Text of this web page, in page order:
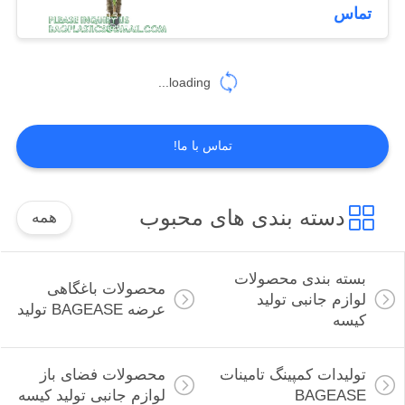
کنترل
کیفیت
ما
تماس
درخواست
نقل
قول
نقشه
تولیدات کمپینگ
محصولات فضای باز
لوازم جانبی تولید
کیسه
90
عالی در گلدان
تماس
loading...
تماس با ما!
دسته بندی های محبوب همه
بسته بندی محصولات
لوازم جانبی تولید
کیسه
محصولات باغگاهی
عرضه BAGEASE تولید
تولیدات کمپینگ تامینات
BAGEASE
محصولات فضای باز
لوازم جانبی تولید کیسه